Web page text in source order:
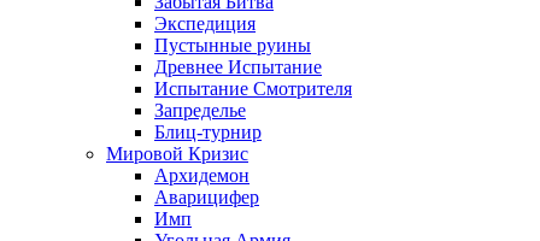
Экспедиция
Пустынные руины
Древнее Испытание
Испытание Смотрителя
Запределье
Блиц-турнир
Мировой Кризис
Архидемон
Аварицифер
Имп